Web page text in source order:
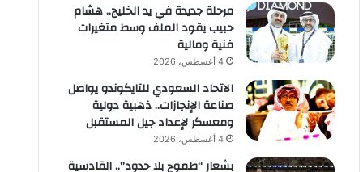
مرحلة جديدة في يد الخليج.. هشام
حبيب يقود الملف وسط متغيرات
فنية ومالية
4 أغسطس، 2026
الاتحاد السعودي للتايكوندو يواصل
صناعة الإنجازات.. ذهبية دولية
ومعسكر لإعداد جيل المستقبل
4 أغسطس، 2026
بشعار “طموح بلا حدود”.. القادسية